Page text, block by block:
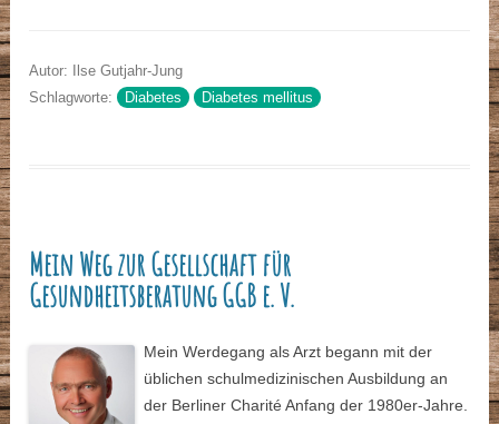
Autor: Ilse Gutjahr-Jung
Schlagworte: Diabetes Diabetes mellitus
Mein Weg zur Gesellschaft für
Gesundheitsberatung GGB e. V.
Mein Werdegang als Arzt begann mit der
üblichen schulmedizinischen Ausbildung an
der Berliner Charité Anfang der 1980er-Jahre.